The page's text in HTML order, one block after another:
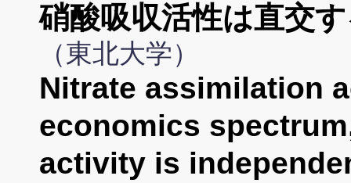
硝酸吸収活性は直交
（東北大学）
Nitrate assimilation
economics
activity is